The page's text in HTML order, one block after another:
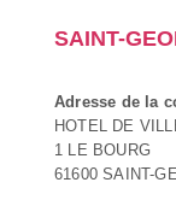
SAINT-
Adresse de la
HOTEL DE
1 LE BOURG
61600 SAINT-